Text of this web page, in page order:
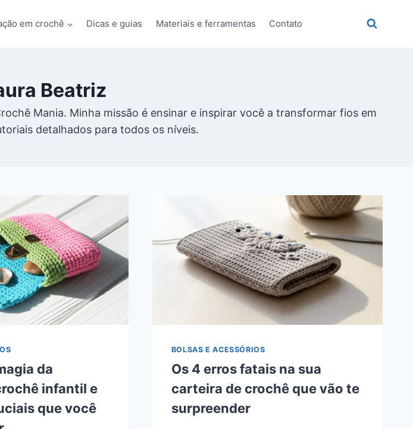
em crochê Dicas e guias Materiais e ferramentas Contato
Beatriz
Mania. Minha missão é ensinar e inspirar você a transformar fios em
detalhados para todos os níveis.
da
infantil e
que você
BOLSAS E ACESSÓRIOS
Os 4 erros fatais na sua
carteira de crochê que vão te
surpreender